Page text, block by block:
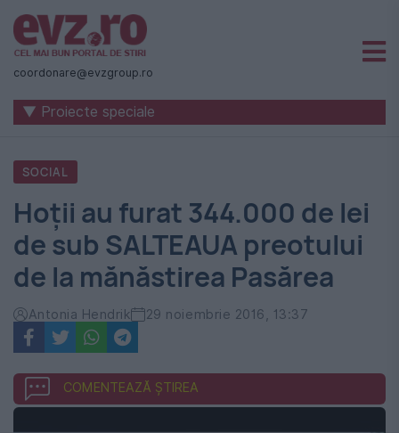
Știri
naționale
internaționale
România
-
Evenimentul
Zilei
coordonare@evzgroup.ro
▼ Proiecte speciale
SOCIAL
Hoții au furat 344.000 de lei
de sub SALTEAUA preotului
de la mănăstirea Pasărea
Antonia Hendrik 29 noiembrie 2016, 13:37
COMENTEAZĂ ȘTIREA